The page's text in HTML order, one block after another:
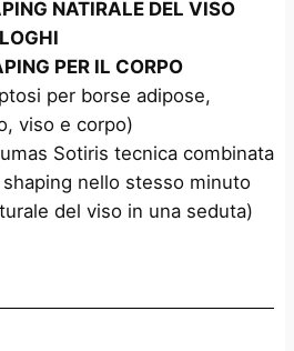
NATIRALE DEL VISO
PER IL CORPO
per borse adipose,
viso e corpo)
Sotiris tecnica combinata
nello stesso minuto
del viso in una seduta)